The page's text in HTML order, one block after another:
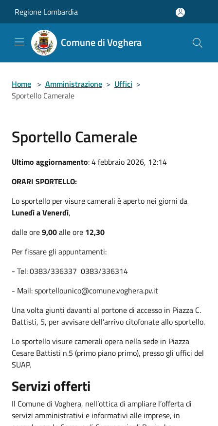
Regione Lombardia
Comune di Voghera
Home > Amministrazione > Uffici >
Sportello Camerale
Sportello Camerale
Ultimo aggiornamento: 4 febbraio 2026, 12:14
ORARI SPORTELLO:
Lo sportello per visure camerali è aperto nei giorni da
Lunedì a Venerdì,
dalle ore9,00alle ore 12,30
Per fissare gli appuntamenti:
- Tel: 0383/336337 0383/336314
- Mail: sportellounico@comune.voghera.pv.it
Una volta giunti davanti al portone di accesso in Piazza C.
Battisti, 5, per avvisare dell’arrivo citofonate allo sportello.
Lo sportello visure camerali opera nella sede in Piazza
Cesare Battisti n.5 (primo piano primo), presso gli uffici del
SUAP.
Servizi offerti
Il Comune di Voghera, nell’ottica di ampliare l’offerta di
servizi amministrativi e informativi alle imprese, in